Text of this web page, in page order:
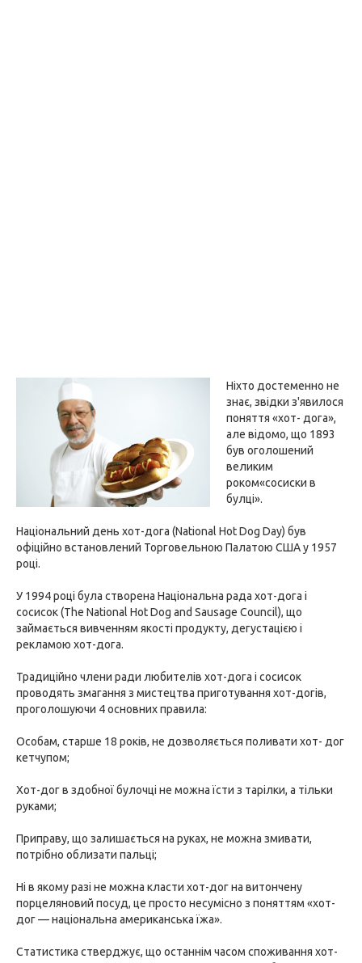
Ніхто достеменно не
знає, звідки з'явилося
поняття «хот- дога»,
але відомо, що 1893
був оголошений
великим
роком«сосиски в
булці».
Національний день хот-дога (National Hot Dog Day) був
офіційно встановлений Торговельною Палатою США у 1957
році.
У 1994 році була створена Національна рада хот-дога і
сосисок (The National Hot Dog and Sausage Council), що
займається вивченням якості продукту, дегустацією і
рекламою хот-дога.
Традиційно члени ради любителів хот-дога і сосисок
проводять змагання з мистецтва приготування хот-догів,
проголошуючи 4 основних правила:
Особам, старше 18 років, не дозволяється поливати хот- дог
кетчупом;
Хот-дог в здобної булочці не можна їсти з тарілки, а тільки
руками;
Приправу, що залишається на руках, не можна змивати,
потрібно облизати пальці;
Ні в якому разі не можна класти хот-дог на витончену
порцеляновий посуд, це просто несумісно з поняттям «хот-
дог — національна американська їжа».
Статистика стверджує, що останнім часом споживання хот-